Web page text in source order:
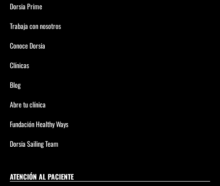
Dorsia Prime
Trabaja con nosotros
Conoce Dorsia
Clínicas
Blog
Abre tu clínica
Fundación Healthy Ways
Dorsia Sailing Team
ATENCIÓN AL PACIENTE